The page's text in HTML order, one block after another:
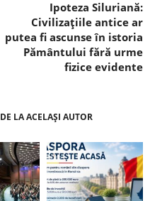
Ipoteza Siluriană:
Civilizațiile antice ar
putea fi ascunse în istoria
Pământului fără urme
fizice evidente
DE LA ACELAȘI AUTOR